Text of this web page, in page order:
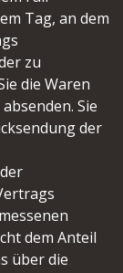
Tag, an dem
zu
die Waren
Sie
der
dem Anteil
über die